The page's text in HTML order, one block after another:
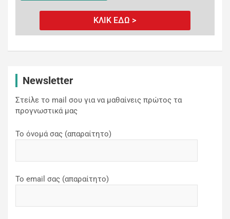
ΚΛΙΚ ΕΔΩ >
Newsletter
Στείλε το mail σου για να μαθαίνεις πρώτος τα
προγνωστικά μας
Το όνομά σας (απαραίτητο)
Το email σας (απαραίτητο)